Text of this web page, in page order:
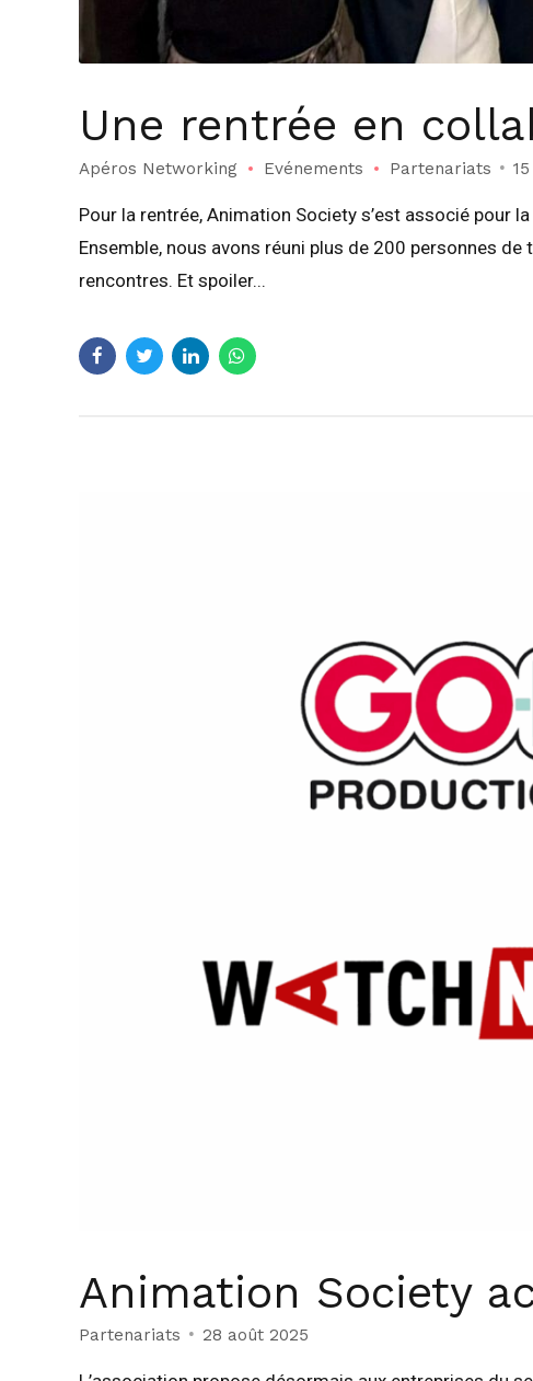
Une rentrée en
Apéros Networking Evénements Partenariats
Pour la rentrée, Animation Society s’est associé pour
Ensemble, nous avons réuni plus de 200 personnes
rencontres. Et spoiler...
Animation Society
Partenariats 28 août 2025